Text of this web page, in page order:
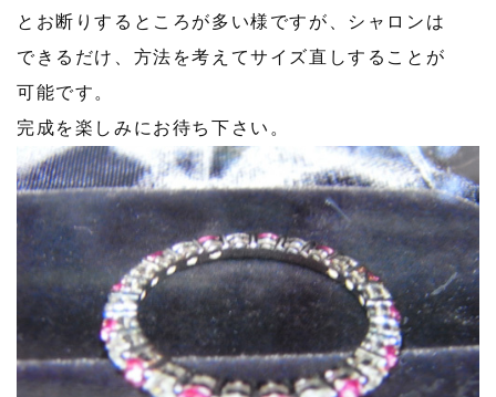
とお断りするところが多い様ですが、シャロンは
できるだけ、方法を考えてサイズ直しすることが
可能です。
完成を楽しみにお待ち下さい。